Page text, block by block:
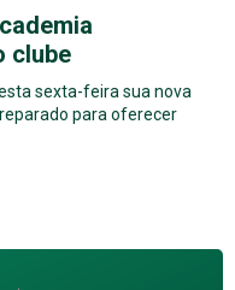
clube
sexta-feira sua nova
para oferecer